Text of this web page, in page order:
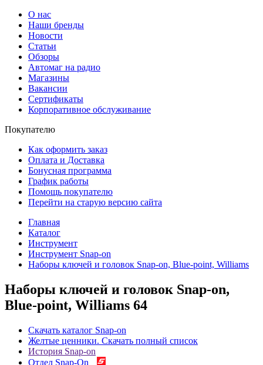
О нас
Наши бренды
Новости
Статьи
Обзоры
Автомаг на радио
Магазины
Вакансии
Сертификаты
Корпоративное обслуживание
Покупателю
Как оформить заказ
Оплата и Доставка
Бонусная программа
График работы
Помощь покупателю
Перейти на старую версию сайта
Главная
Каталог
Инструмент
Инструмент Snap-on
Наборы ключей и головок Snap-on, Blue-point, Williams
Наборы ключей и головок Snap-on,
Blue-point, Williams 64
Скачать каталог Snap-on
Желтые ценники. Скачать полный список
История Snap-on
Отдел Snap-On